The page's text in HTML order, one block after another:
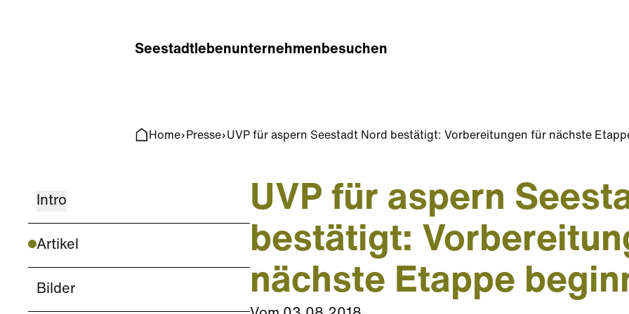
Seestadtlebenunternehmenbesuchen
Home Presse UVP für aspern Seestadt Nord bestätigt: Vorbereitungen für nächste
Intro
Artikel
Bilder
UVP für aspern
bestätigt:
nächste Etappe